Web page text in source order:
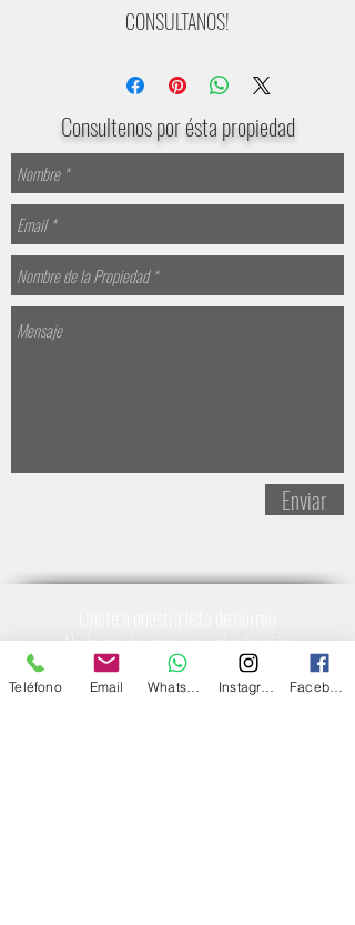
CONSULTANOS!
Consultenos por ésta propiedad
Enviar
No te pierdas ninguna actualización
Teléfono Email